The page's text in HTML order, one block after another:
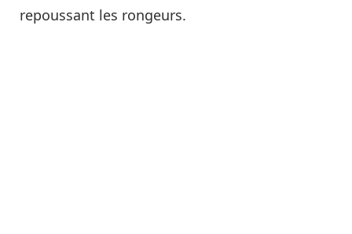
repoussant les rongeurs.